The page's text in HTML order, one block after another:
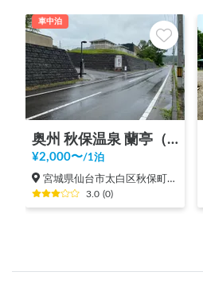
車中泊
奥州 秋保温泉 蘭亭（カーステイご予約準備中）
¥2,000〜/1泊
宮城県仙台市太白区秋保町湯元
3.0 (0)